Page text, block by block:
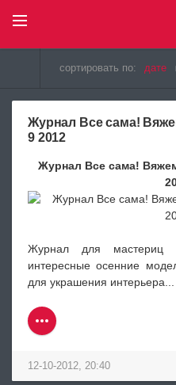
сортировать по: дате
Журнал Все сама!
9 2012
Журнал Все сама!
Журнал для мастериц
интересные осенние
для украшения интерьера...
12-10-2012, 20:40